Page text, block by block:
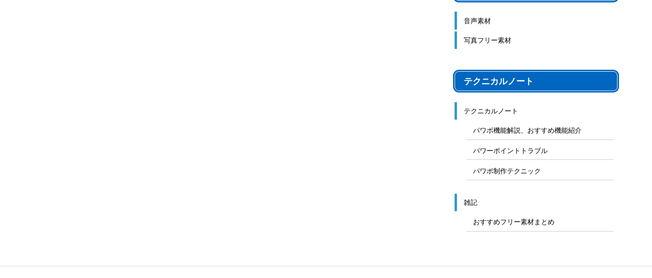
音声素材
写真フリー素材
テクニカルノート
テクニカルノート
パワポ機能解説、おすすめ機能紹介
パワーポイントトラブル
パワポ制作テクニック
雑記
おすすめフリー素材まとめ